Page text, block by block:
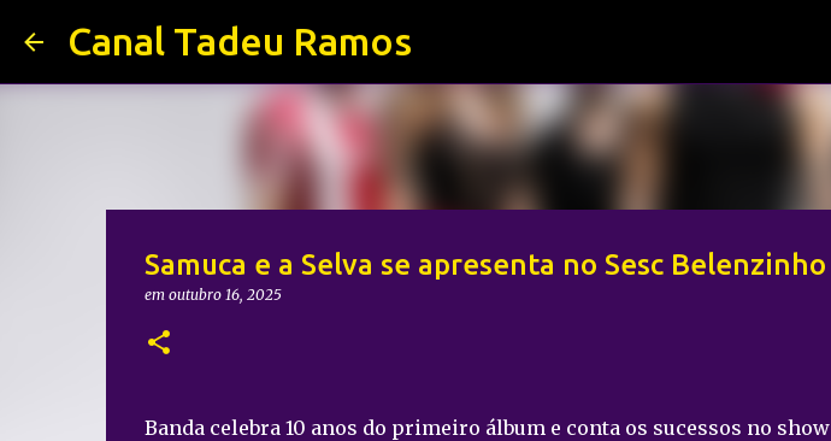
Canal Tadeu Ramos
Samuca e a Selva se apresenta no Sesc Belenzinho
em outubro 16, 2025
Banda celebra 10 anos do primeiro álbum e conta os sucessos no show